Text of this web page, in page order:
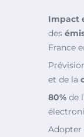
Impact
des
France
et de la
80% de
Adopter